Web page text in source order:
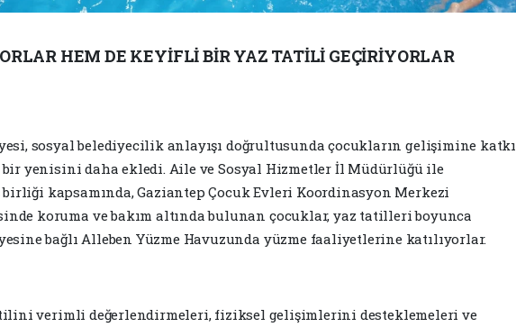
HEM DE KEYİFLİ BİR YAZ TATİLİ GEÇİRİYORLAR
sosyal belediyecilik anlayışı doğrultusunda çocukların gelişimine katkı
yenisini daha ekledi. Aile ve Sosyal Hizmetler İl Müdürlüğü ile
kapsamında, Gaziantep Çocuk Evleri Koordinasyon Merkezi
koruma ve bakım altında bulunan çocuklar, yaz tatilleri boyunca
bağlı Alleben Yüzme Havuzunda yüzme faaliyetlerine katılıyorlar.
verimli değerlendirmeleri, fiziksel gelişimlerini desteklemeleri ve